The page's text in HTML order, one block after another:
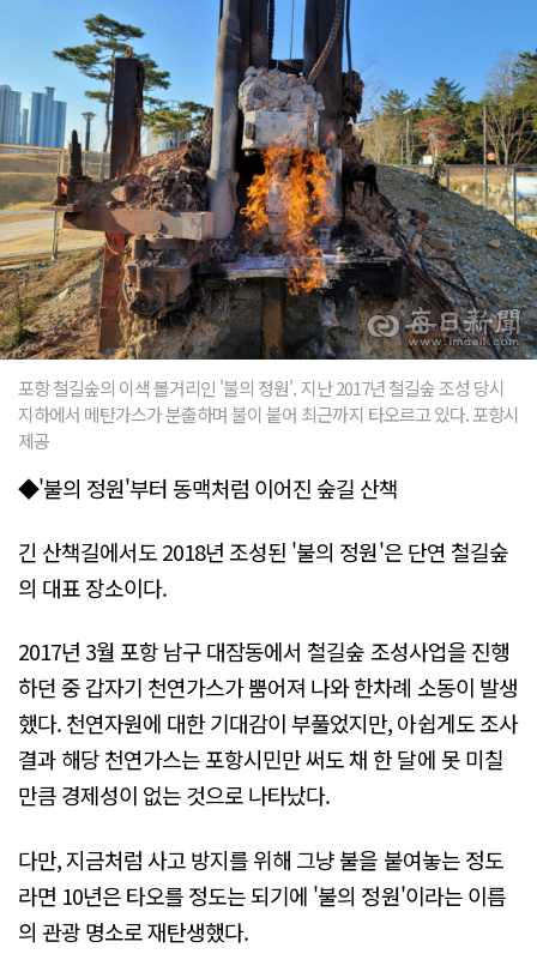
포항 철길숲의 이색 볼거리인 '불의 정원'. 지난 2017년 철길숲 조성 당시
지하에서 메탄가스가 분출하며 불이 붙어 최근까지 타오르고 있다. 포항시
제공
◆'불의 정원'부터 동맥처럼 이어진 숲길 산책
긴 산책길에서도 2018년 조성된 '불의 정원'은 단연 철길숲
의 대표 장소이다.
2017년 3월 포항 남구 대잠동에서 철길숲 조성사업을 진행
하던 중 갑자기 천연가스가 뿜어져 나와 한차례 소동이 발생
했다. 천연자원에 대한 기대감이 부풀었지만, 아쉽게도 조사
결과 해당 천연가스는 포항시민만 써도 채 한 달에 못 미칠
만큼 경제성이 없는 것으로 나타났다.
다만, 지금처럼 사고 방지를 위해 그냥 불을 붙여놓는 정도
라면 10년은 타오를 정도는 되기에 '불의 정원'이라는 이름
의 관광 명소로 재탄생했다.